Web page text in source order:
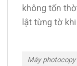
không tốn
lật từng tờ
Máy